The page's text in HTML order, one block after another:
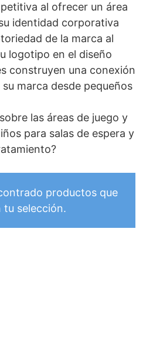
al ofrecer un área
identidad corporativa
de la marca al
logotipo en el diseño
construyen una conexión
marca desde pequeños
las áreas de juego y
para salas de espera y
productos que
tu selección.